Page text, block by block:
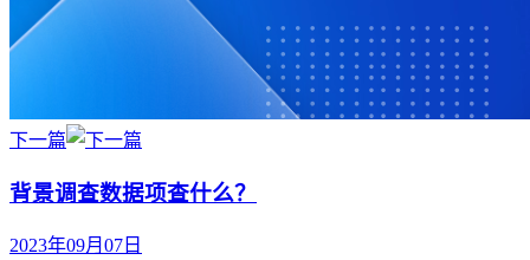
下一篇
背景调查数据项查什么？
2023年09月07日